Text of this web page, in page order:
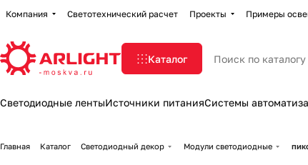
Компания Светотехнический расчет Проекты Примеры
Каталог
Светодиодные лентыИсточники питанияСистемы
Главная Каталог Светодиодный декор Модули светодиодные